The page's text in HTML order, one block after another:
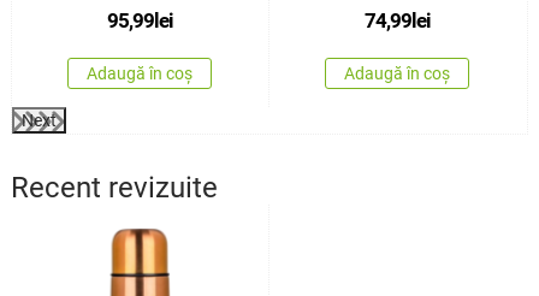
95,99 lei
Adaugă în coș
74,99 lei
Adaugă în coș
Next
Recent revizuite